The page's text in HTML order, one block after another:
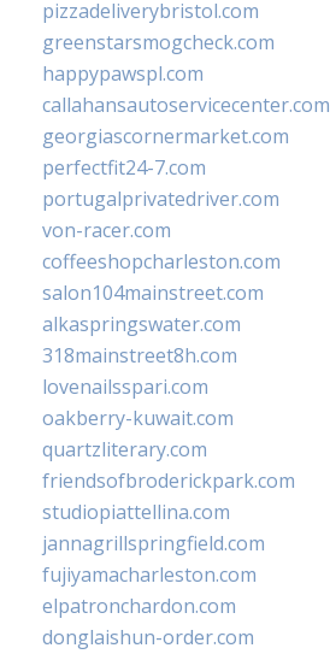
pizzadeliverybristol.com
greenstarsmogcheck.com
happypawspl.com
callahansautoservicecenter.com
georgiascornermarket.com
perfectfit24-7.com
portugalprivatedriver.com
von-racer.com
coffeeshopcharleston.com
salon104mainstreet.com
alkaspringswater.com
318mainstreet8h.com
lovenailsspari.com
oakberry-kuwait.com
quartzliterary.com
friendsofbroderickpark.com
studiopiattellina.com
jannagrillspringfield.com
fujiyamacharleston.com
elpatronchardon.com
donglaishun-order.com